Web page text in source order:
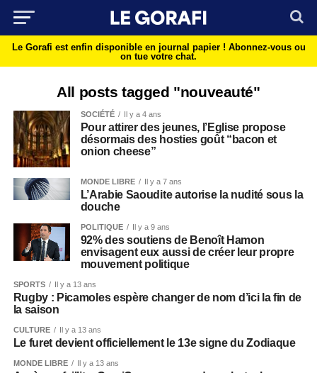
Le Gorafi est enfin disponible en journal papier ! Abonnez-vous ou
on tue votre chat.
All posts tagged "nouveauté"
SOCIÉTÉ Il y a 4 ans
Pour attirer des jeunes, l’Eglise propose
désormais des hosties goût “bacon et
onion cheese”
MONDE LIBRE Il y a 7 ans
L’Arabie Saoudite autorise la nudité sous la
douche
POLITIQUE Il y a 9 ans
92% des soutiens de Benoît Hamon
envisagent eux aussi de créer leur propre
mouvement politique
SPORTS Il y a 13 ans
Rugby : Picamoles espère changer de nom d’ici la fin de
la saison
CULTURE Il y a 13 ans
Le furet devient officiellement le 13e signe du Zodiaque
MONDE LIBRE Il y a 13 ans